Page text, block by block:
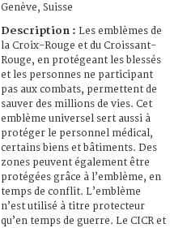
Genève, Suisse
Description : Les emblèmes de
la Croix-Rouge et du Croissant-
Rouge, en protégeant les blessés
et les personnes ne participant
pas aux combats, permettent de
sauver des millions de vies. Cet
emblème universel sert aussi à
protéger le personnel médical,
certains biens et bâtiments. Des
zones peuvent également être
protégées grâce à l’emblème, en
temps de conflit. L’emblème
n’est utilisé à titre protecteur
qu’en temps de guerre. Le CICR et